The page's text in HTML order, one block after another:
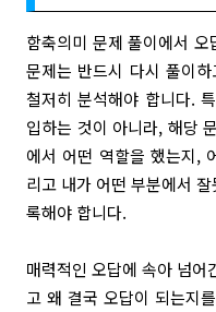
함축의미 문제 풀이에서
문제는 반드시 다시 풀이
철저히 분석해야 합니다.
입하는 것이 아니라, 해당
에서 어떤 역할을 했는지,
리고 내가 어떤 부분에서
록해야 합니다.
매력적인 오답에 속아 넘어
고 왜 결국 오답이 되는지